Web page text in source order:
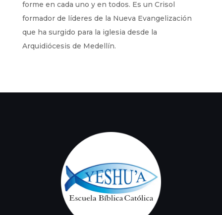
forme en cada uno y en todos. Es un Crisol
formador de líderes de la Nueva Evangelización
que ha surgido para la iglesia desde la
Arquidiócesis de Medellín.